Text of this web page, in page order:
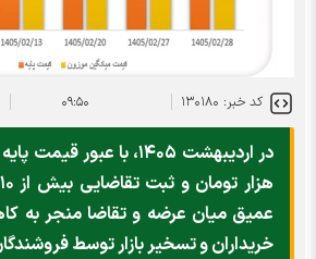
کد خبر: ۱۳۰۱۸۰ ۰۹:۵۰
عمیق میان عرضه و تقاضا منجر
خریداران و تسخیر بازار توسط